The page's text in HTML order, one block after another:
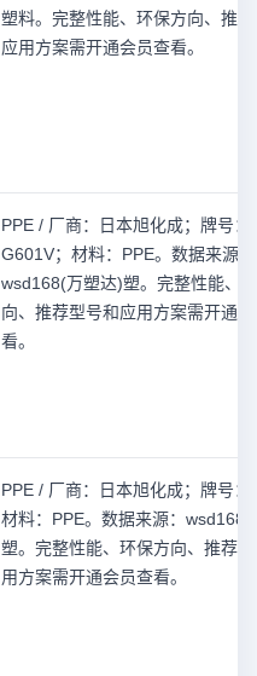
塑料。完整性能、环保方向、推
应用方案需开通会员查看。
PPE / 厂商：日本旭化成；牌号：
G601V；材料：PPE。数据来源：
wsd168(万塑达)塑。完整性能、
向、推荐型号和应用方案需开通
看。
PPE / 厂商：日本旭化成；牌号：
材料：PPE。数据来源：wsd168(
塑。完整性能、环保方向、推荐
用方案需开通会员查看。